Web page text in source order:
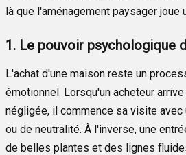
là que l'aménagement paysager joue
1. Le pouvoir psychologique
L'achat d'une maison reste un
émotionnel. Lorsqu'un acheteur
négligée, il commence sa visite
ou de neutralité. À l'inverse, une
de belles plantes et des lignes